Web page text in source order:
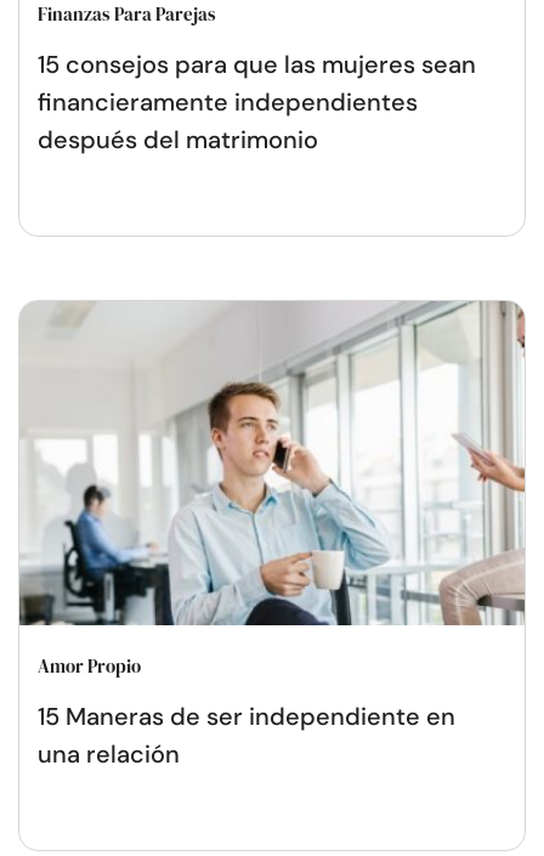
Finanzas Para Parejas
15 consejos para que las mujeres sean
financieramente independientes
después del matrimonio
Amor Propio
15 Maneras de ser independiente en
una relación